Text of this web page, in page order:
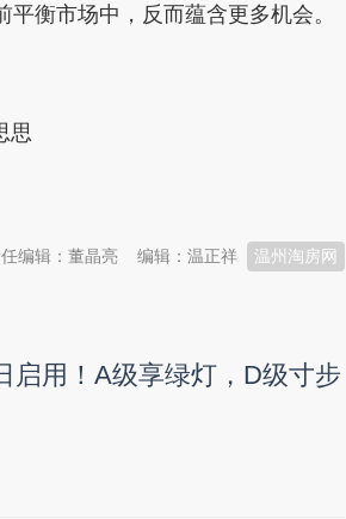
衡市场中，反而蕴含更多机会。
思
温州淘房网
编辑：温正祥
编辑：董晶亮
启用！A级享绿灯，D级寸步